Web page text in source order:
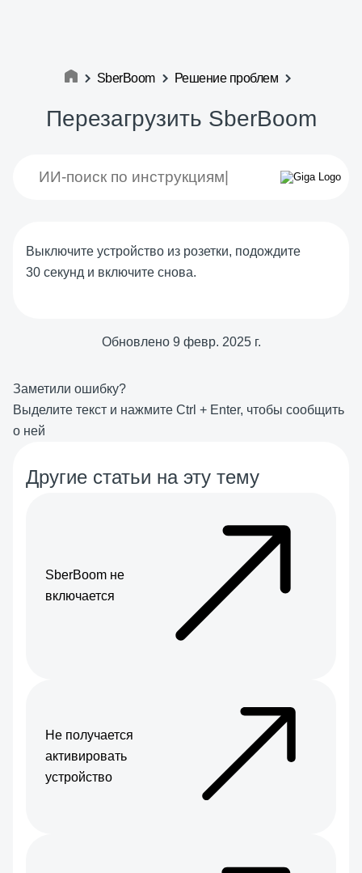
SberBoom Решение проблем
Перезагрузить SberBoom
Выключите устройство из розетки, подождите
30 секунд и включите снова.
Обновлено 9 февр. 2025 г.
Заметили ошибку?
Выделите текст и нажмите Ctrl + Enter, чтобы сообщить
о ней
Другие статьи на эту тему
SberBoom не
включается
Не получается
активировать
устройство